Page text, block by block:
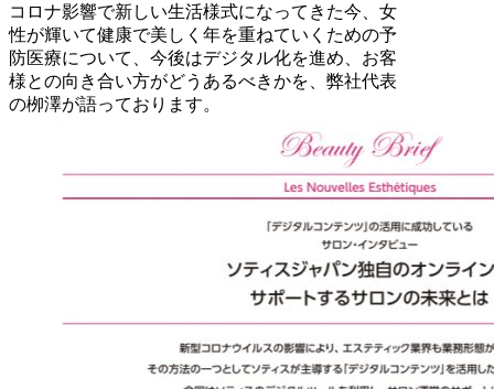
コロナ影響で新しい生活様式になってきた今、女
性が輝いて健康で美しく年を重ねていくための予
防医療について、今後はデジタル化を進め、お客
様との向き合い方がどうあるべきかを、弊社代表
の栁澤が語っております。